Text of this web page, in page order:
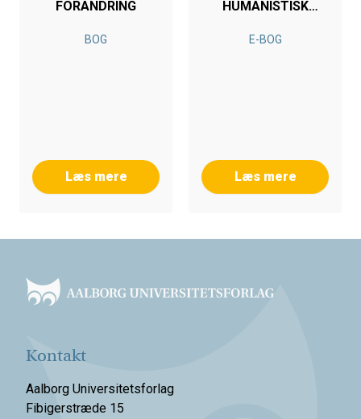
FORANDRING
BOG
Læs mere
HUMANISTISK
BJERRE
E-BOG
Læs mere
Kontakt
Aalborg Universitetsforlag
Fibigerstræde 15